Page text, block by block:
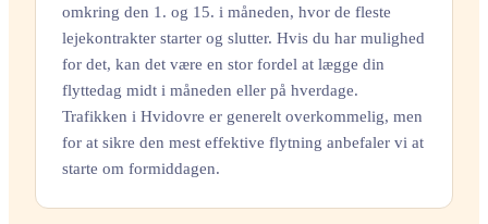
omkring den 1. og 15. i måneden, hvor de fleste
lejekontrakter starter og slutter. Hvis du har mulighed
for det, kan det være en stor fordel at lægge din
flyttedag midt i måneden eller på hverdage.
Trafikken i Hvidovre er generelt overkommelig, men
for at sikre den mest effektive flytning anbefaler vi at
starte om formiddagen.